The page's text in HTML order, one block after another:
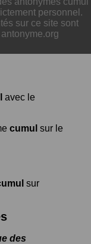
personnel.
sur ce site sont
avec le
cumul sur le
sur
des